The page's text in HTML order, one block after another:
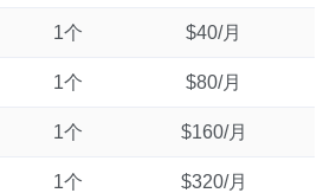
1个 $40/月
1个 $80/月
1个 $160/月
1个 $320/月